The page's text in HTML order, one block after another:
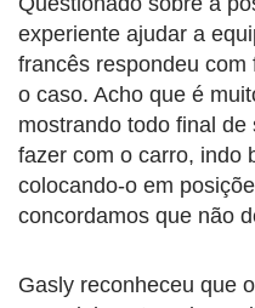
experiente ajudar a
francês respondeu com
o caso. Acho que é
mostrando todo final
fazer com o carro, indo
colocando-o em
concordamos que não
Gasly reconheceu que